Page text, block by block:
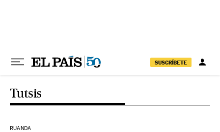
SUSCRÍBETE
Tutsis
RUANDA